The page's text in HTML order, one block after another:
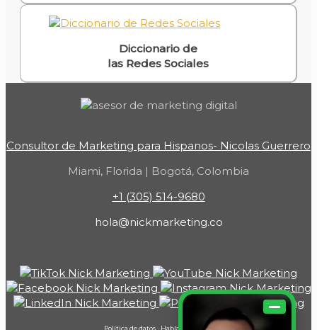
Diccionario de
las Redes Sociales
Consultor de Marketing para Hispanos- Nicolas Guerrero
Miami, Florida | Bogotá, Colombia
+1 (305) 514-9680
hola@nickmarketing.co